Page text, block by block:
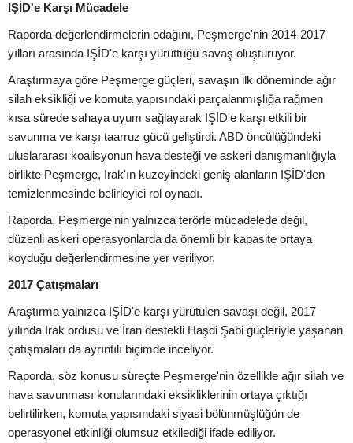
IŞİD'e Karşı Mücadele
Raporda değerlendirmelerin odağını, Peşmerge'nin 2014-2017
yılları arasında IŞİD'e karşı yürüttüğü savaş oluşturuyor.
Araştırmaya göre Peşmerge güçleri, savaşın ilk döneminde ağır
silah eksikliği ve komuta yapısındaki parçalanmışlığa rağmen
kısa sürede sahaya uyum sağlayarak IŞİD'e karşı etkili bir
savunma ve karşı taarruz gücü geliştirdi. ABD öncülüğündeki
uluslararası koalisyonun hava desteği ve askeri danışmanlığıyla
birlikte Peşmerge, Irak'ın kuzeyindeki geniş alanların IŞİD'den
temizlenmesinde belirleyici rol oynadı.
Raporda, Peşmerge'nin yalnızca terörle mücadelede değil,
düzenli askeri operasyonlarda da önemli bir kapasite ortaya
koyduğu değerlendirmesine yer veriliyor.
2017 Çatışmaları
Araştırma yalnızca IŞİD'e karşı yürütülen savaşı değil, 2017
yılında Irak ordusu ve İran destekli Haşdi Şabi güçleriyle yaşanan
çatışmaları da ayrıntılı biçimde inceliyor.
Raporda, söz konusu süreçte Peşmerge'nin özellikle ağır silah ve
hava savunması konularındaki eksikliklerinin ortaya çıktığı
belirtilirken, komuta yapısındaki siyasi bölünmüşlüğün de
operasyonel etkinliği olumsuz etkilediği ifade ediliyor.